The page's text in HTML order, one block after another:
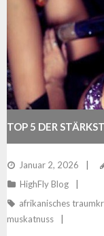
TOP 5 DER
DEUTSCHLAND
Januar 2, 2026
HighFly Blog
afrikanisches
muskatnuss